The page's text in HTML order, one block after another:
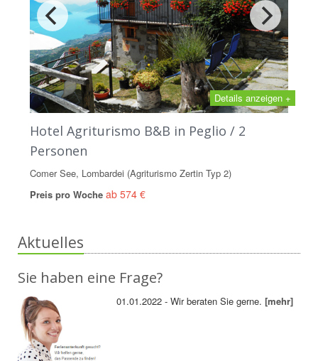
Details anzeigen +
Hotel Agriturismo B&B in Peglio / 2
Personen
Comer See, Lombardei (Agriturismo Zertin Typ 2)
Preis pro Woche ab 574 €
Aktuelles
Sie haben eine Frage?
01.01.2022 - Wir beraten Sie gerne.[mehr]